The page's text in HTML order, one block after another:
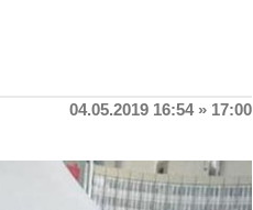
04.05.2019 16:54 » 17:00